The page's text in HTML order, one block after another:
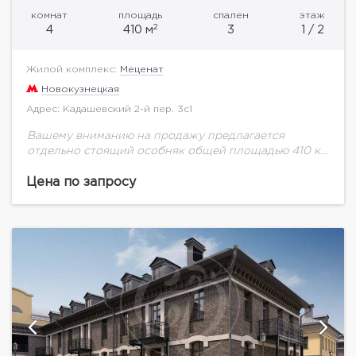
комнат
4
площадь
410 м2
спален
3
этаж
1 / 2
Жилой комплекс: Меценат
Новокузнецкая
Адрес: Кадашевский 2-й пер. 3с1
Вашему вниманию на продажу предлагается
отдельно стоящий особняк общей площадью 410 кв.
это проект реновации Кадашевской слободы,
Цена по запросу